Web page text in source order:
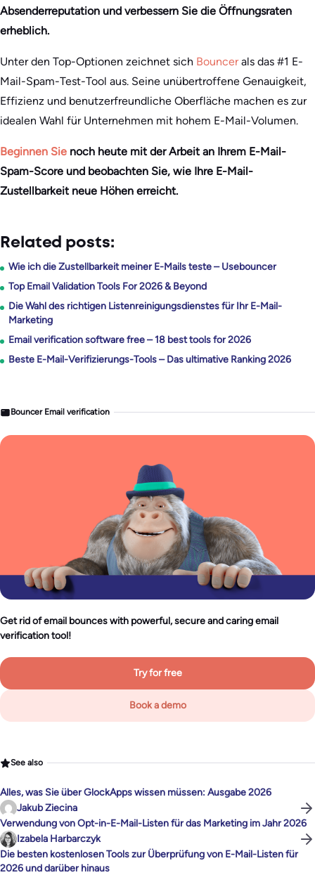
Absenderreputation und verbessern Sie die Öffnungsraten
erheblich.
Unter den Top-Optionen zeichnet sich Bouncerals das #1 E-
Mail-Spam-Test-Tool aus. Seine unübertroffene Genauigkeit,
Effizienz und benutzerfreundliche Oberfläche machen es zur
idealen Wahl für Unternehmen mit hohem E-Mail-Volumen.
Beginnen Sie noch heute mit der Arbeit an Ihrem E-Mail-
Spam-Score und beobachten Sie, wie Ihre E-Mail-
Zustellbarkeit neue Höhen erreicht.
Related posts:
Wie ich die Zustellbarkeit meiner E-Mails teste – Usebouncer
Top Email Validation Tools For 2026 & Beyond
Die Wahl des richtigen Listenreinigungsdienstes für Ihr E-Mail-
Marketing
Email verification software free – 18 best tools for 2026
Beste E-Mail-Verifizierungs-Tools – Das ultimative Ranking 2026
Bouncer Email verification
Get rid of email bounces with powerful, secure and caring email
verification tool!
Try for free
Book a demo
See also
Alles, was Sie über GlockApps wissen müssen: Ausgabe 2026
Jakub Ziecina
Verwendung von Opt-in-E-Mail-Listen für das Marketing im Jahr 2026
Izabela Harbarczyk
Die besten kostenlosen Tools zur Überprüfung von E-Mail-Listen für
2026 und darüber hinaus